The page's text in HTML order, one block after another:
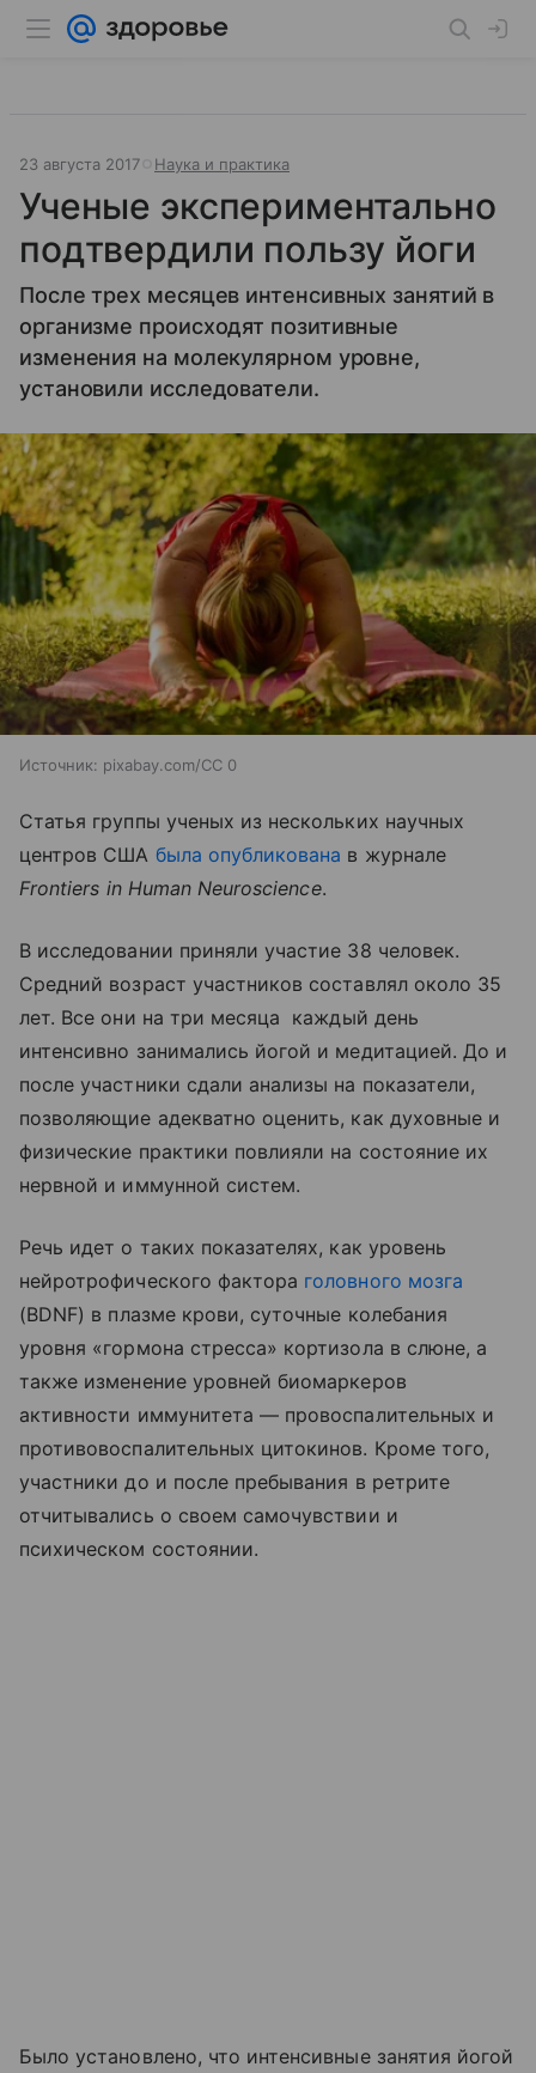
23 августа 2017 Наука и практика
Ученые экспериментально
подтвердили пользу йоги
После трех месяцев интенсивных занятий в
организме происходят позитивные
изменения на молекулярном уровне,
установили исследователи.
Источник: pixabay.com/CC 0
Статья группы ученых из нескольких научных
центров США была опубликована в журнале
Frontiers in Human Neuroscience.
В исследовании приняли участие 38 человек.
Средний возраст участников составлял около 35
лет. Все они на три месяца каждый день
интенсивно занимались йогой и медитацией. До и
после участники сдали анализы на показатели,
позволяющие адекватно оценить, как духовные и
физические практики повлияли на состояние их
нервной и иммунной систем.
Речь идет о таких показателях, как уровень
нейротрофического фактора головного мозга
(BDNF) в плазме крови, суточные колебания
уровня «гормона стресса» кортизола в слюне, а
также изменение уровней биомаркеров
активности иммунитета — провоспалительных и
противовоспалительных цитокинов. Кроме того,
участники до и после пребывания в ретрите
отчитывались о своем самочувствии и
психическом состоянии.
Было установлено, что интенсивные занятия йогой